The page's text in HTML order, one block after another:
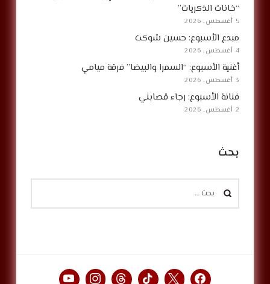
“خانات الذكريات”
5 أغسطس, 2026
مبدع الأسبوع: حسين شوكت
4 أغسطس, 2026
أغنية الأسبوع: “السمرا والبيضا” فرقة ميامي
3 أغسطس, 2026
فنانة الأسبوع: رجاء قصابني
2 أغسطس, 2026
بحث
البحث
عن: